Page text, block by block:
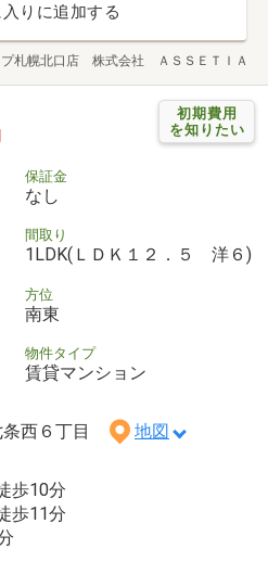
りに追加する
プ札幌北口店 株式会社 ＡＳＳＥＴＩＡ
初期費用
を知りたい
保証金
なし
間取り
1LDK(ＬＤＫ１２．５ 洋６)
方位
南東
物件タイプ
賃貸マンション
条西６丁目 地図
歩10分
歩11分